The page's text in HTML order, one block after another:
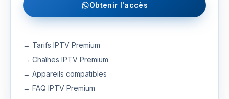
Obtenir l'accès
→ Tarifs IPTV Premium
→ Chaînes IPTV Premium
→ Appareils compatibles
→ FAQ IPTV Premium